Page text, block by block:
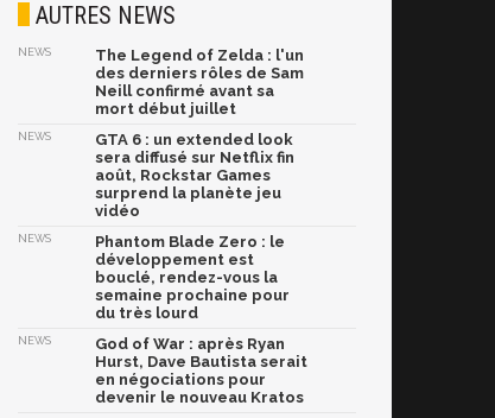
AUTRES NEWS
NEWS
The Legend of Zelda : l'un
des derniers rôles de Sam
Neill confirmé avant sa
mort début juillet
NEWS
GTA 6 : un extended look
sera diffusé sur Netflix fin
août, Rockstar Games
surprend la planète jeu
vidéo
NEWS
Phantom Blade Zero : le
développement est
bouclé, rendez-vous la
semaine prochaine pour
du très lourd
NEWS
God of War : après Ryan
Hurst, Dave Bautista serait
en négociations pour
devenir le nouveau Kratos